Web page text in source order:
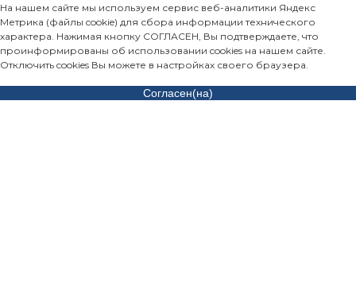
На нашем сайте мы используем сервис веб-аналитики Яндекс
Метрика (файлы cookie) для сбора информации технического
характера. Нажимая кнопку СОГЛАСЕН, Вы подтверждаете, что
проинформированы об использовании cookies на нашем сайте.
Отключить cookies Вы можете в настройках своего браузера.
Согласен(на)